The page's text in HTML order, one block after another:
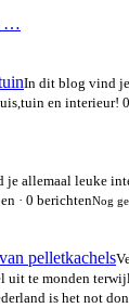
…
In dit blog vind
en interieur!
allemaal leuke
· 0 berichtenNog
pelletkachels
uit te monden
is het not